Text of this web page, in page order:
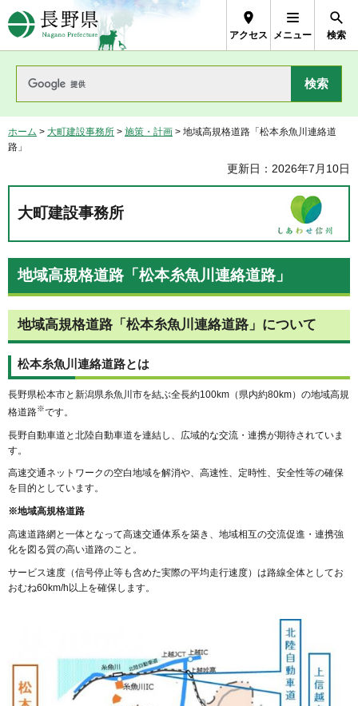
長野県Nagano Prefecture
アクセス メニュー 検索
ホーム > 大町建設事務所 > 施策・計画 > 地域高規格道路「松本糸魚川連絡道
路」
更新日：2026年7月10日
大町建設事務所
地域高規格道路「松本糸魚川連絡道路」
地域高規格道路「松本糸魚川連絡道路」について
松本糸魚川連絡道路とは
長野県松本市と新潟県糸魚川市を結ぶ全長約100km（県内約80km）の地域高規
格道路※です。
長野自動車道と北陸自動車道を連結し、広域的な交流・連携が期待されていま
す。
高速交通ネットワークの空白地域を解消や、高速性、定時性、安全性等の確保
を目的としています。
※地域高規格道路
高速道路網と一体となって高速交通体系を築き、地域相互の交流促進・連携強
化を図る質の高い道路のこと。
サービス速度（信号停止等も含めた実際の平均走行速度）は路線全体としてお
おむね60km/h以上を確保します。